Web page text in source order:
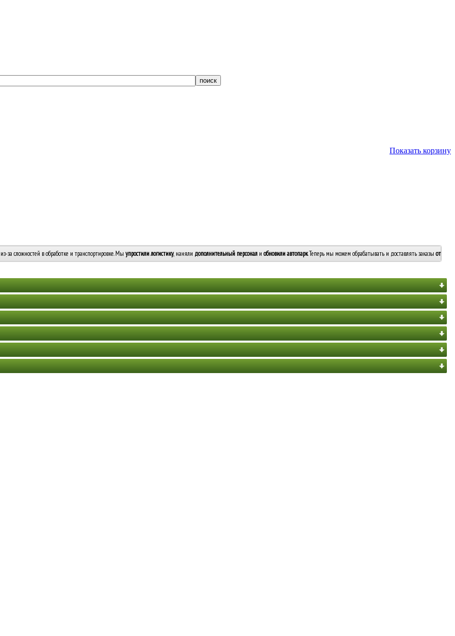
Показать корзину
за сложностей в обработке и транспортировке. Мы упростили логистику, наняли дополнительный персонал и обновили автопарк. Теперь мы можем обрабатывать и доставлять заказы от